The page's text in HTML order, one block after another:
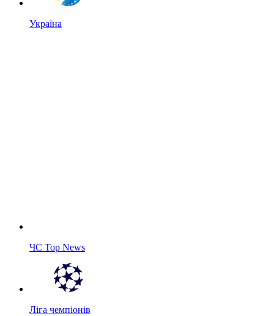
Україна
ЧС Top News
Ліга чемпіонів